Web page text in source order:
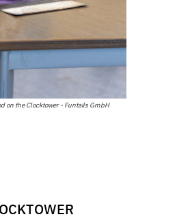
on the Clocktower - Funtails GmbH